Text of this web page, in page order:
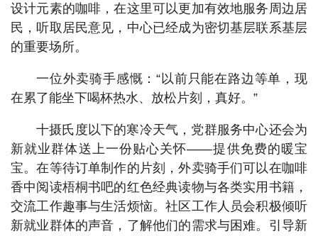
设计元素的咖啡，在这里可以更加有效地服务周边居
民，听取居民意见，中心已经成为密切基层联系基层
的重要场所。
一位外卖骑手感慨：“以前只能在路边等单，现
在累了能坐下喝杯热水、放松片刻，真好。”
十摄氏度以下的寒冷天气，党群服务中心还会为
新就业群体送上一份贴心关怀——提供免费的暖宝
宝。在等待订单制作的片刻，外卖骑手们可以在咖啡
香中阅读梧桐书吧的红色经典读物与各类实用书籍，
交流工作趣事与生活烦恼。社区工作人员会积极倾听
新就业群体的声音，了解他们的需求与困难。引导新